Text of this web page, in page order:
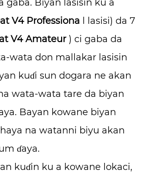
gaba. Biyan lasisin ku a
V4 Professiona l lasisi) da 7
V4 Amateur) ci gaba da
wata don mallakar lasisin
kuɗi sun dogara ne akan
wata-wata tare da biyan
Bayan kowane biyan
na watanni biyu akan
ɗaya.
kuɗin ku a kowane lokaci,